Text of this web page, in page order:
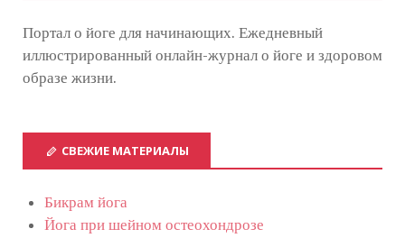
Портал о йоге для начинающих. Ежедневный
иллюстрированный онлайн-журнал о йоге и здоровом
образе жизни.
СВЕЖИЕ МАТЕРИАЛЫ
Бикрам йога
Йога при шейном остеохондрозе